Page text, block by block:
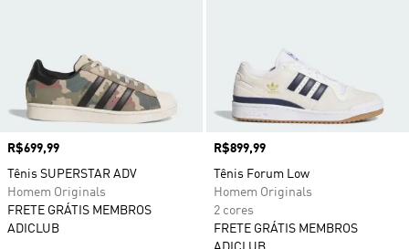
Preço
R$699,99
Tênis SUPERSTAR ADV
Homem Originals
FRETE GRÁTIS MEMBROS
ADICLUB
Preço
R$899,99
Tênis Forum Low
Homem Originals
2 cores
FRETE GRÁTIS MEMBROS